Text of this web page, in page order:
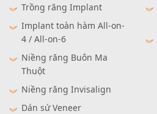
Trồng răng Implant
Implant toàn hàm All-on-
4 / All-on-6
Niềng răng Buôn Ma
Thuột
Niềng răng Invisalign
Dán sứ Veneer